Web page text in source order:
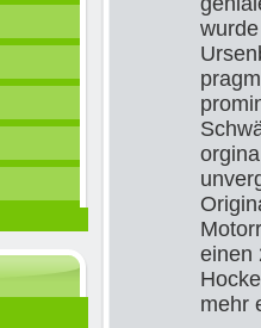
einen
mehr